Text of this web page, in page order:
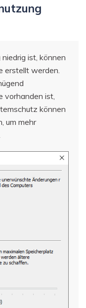
ist, können
erstellt werden.
vorhanden ist,
können
um mehr